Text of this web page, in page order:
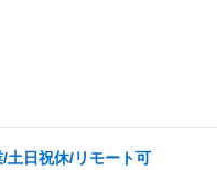
/土日祝休/リモート可